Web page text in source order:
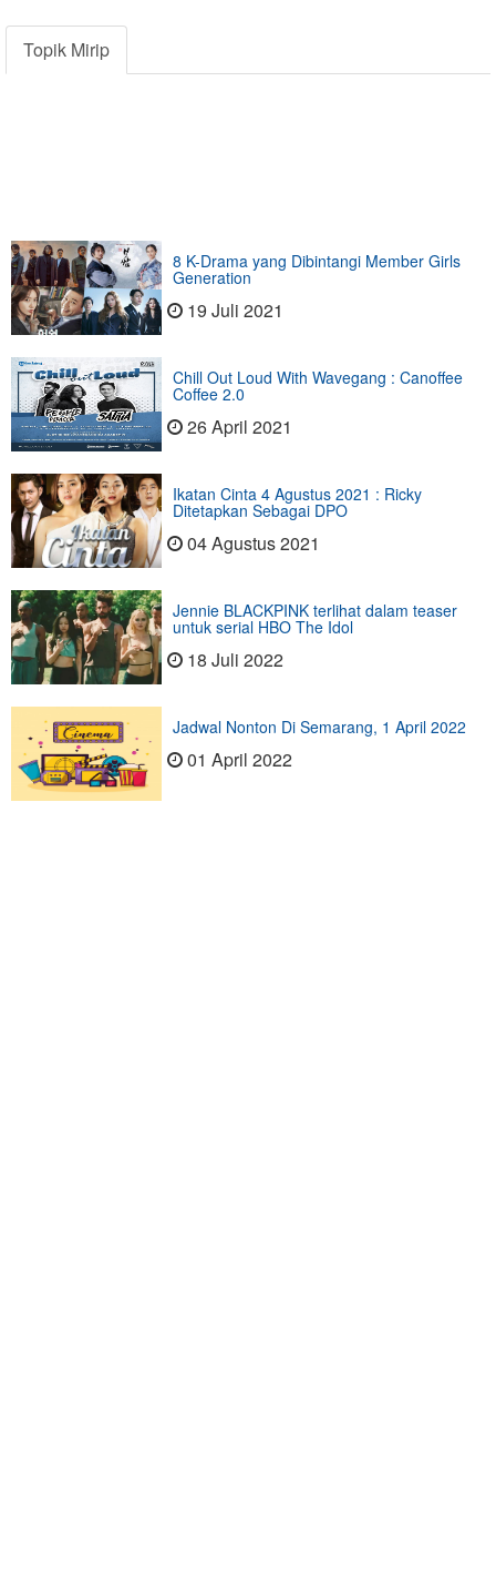
Topik Mirip
8 K-Drama yang Dibintangi Member Girls
Generation
19 Juli 2021
Chill Out Loud With Wavegang : Canoffee
Coffee 2.0
26 April 2021
Ikatan Cinta 4 Agustus 2021 : Ricky
Ditetapkan Sebagai DPO
04 Agustus 2021
Jennie BLACKPINK terlihat dalam teaser
untuk serial HBO The Idol
18 Juli 2022
Jadwal Nonton Di Semarang, 1 April 2022
01 April 2022